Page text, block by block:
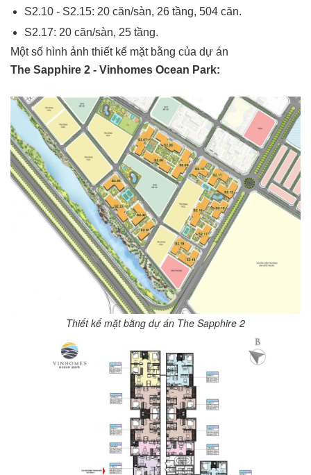
S2.10 - S2.15: 20 căn/sàn, 26 tầng, 504 căn.
S2.17: 20 căn/sàn, 25 tầng.
Một số hình ảnh thiết kế mặt bằng của dự án
The Sapphire 2 - Vinhomes Ocean Park:
Thiết kế mặt bằng dự án The Sapphire 2